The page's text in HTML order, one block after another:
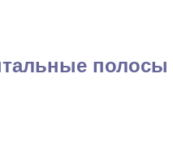
полосы